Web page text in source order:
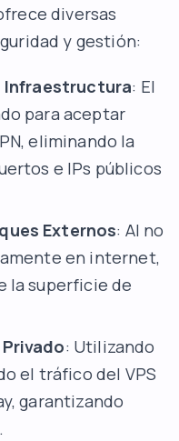
diversas
y gestión:
Infraestructura: El
para aceptar
eliminando la
e IPs públicos
Externos: Al no
en internet,
la superficie de
: Utilizando
el tráfico del VPS
garantizando